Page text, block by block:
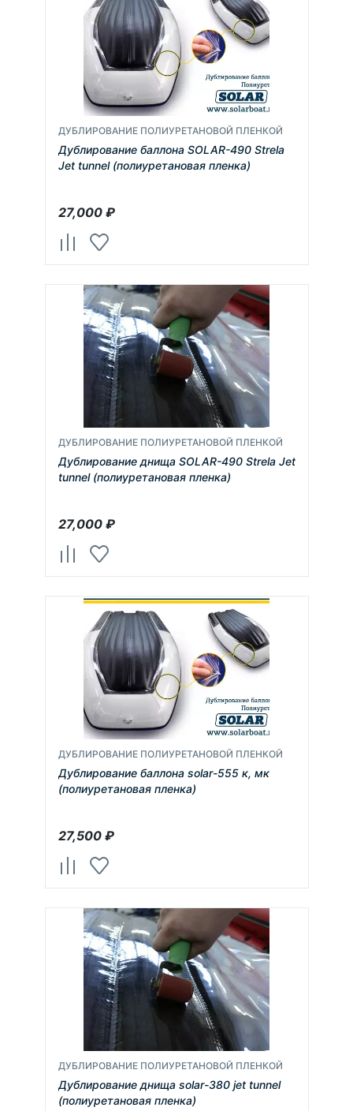
ДУБЛИРОВАНИЕ ПОЛИУРЕТАНОВОЙ ПЛЕНКОЙ
Дублирование баллона SOLAR-490 Strela
Jet tunnel (полиуретановая пленка)
27,000₽
ДУБЛИРОВАНИЕ ПОЛИУРЕТАНОВОЙ ПЛЕНКОЙ
Дублирование днища SOLAR-490 Strela Jet
tunnel (полиуретановая пленка)
27,000₽
ДУБЛИРОВАНИЕ ПОЛИУРЕТАНОВОЙ ПЛЕНКОЙ
Дублирование баллона solar-555 к, мк
(полиуретановая пленка)
27,500₽
ДУБЛИРОВАНИЕ ПОЛИУРЕТАНОВОЙ ПЛЕНКОЙ
Дублирование днища solar-380 jet tunnel
(полиуретановая пленка)